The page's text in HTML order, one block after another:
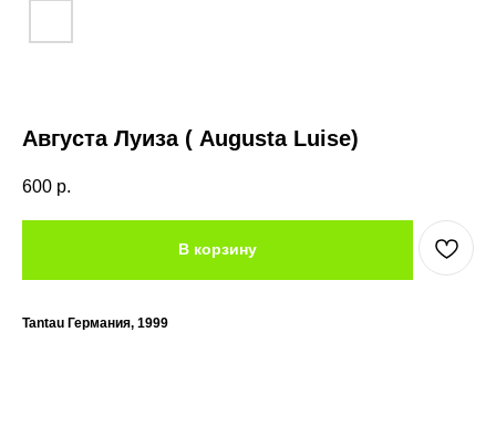
Августа Луиза ( Augusta Luise)
600 р.
В корзину
Tantau Германия, 1999